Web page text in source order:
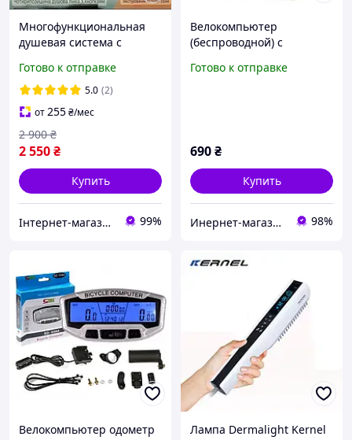
Многофункциональная
душевая система с
и цифровым дисплеем з
подовжувачем
Готово к отправке
5.0 (2)
от255₴/мес
2 550₴
2 900 ₴
Купить
Інтернет-магазин Шок ціни ok!=) 99%
Велокомпьютер
(беспроводной) с
waterproof, 32 функций,
Готово к отправке
690₴
Купить
Инернет-магазин Вело-тема 98%
Велокомпьютер одометр
Лампа Dermalight Kernel